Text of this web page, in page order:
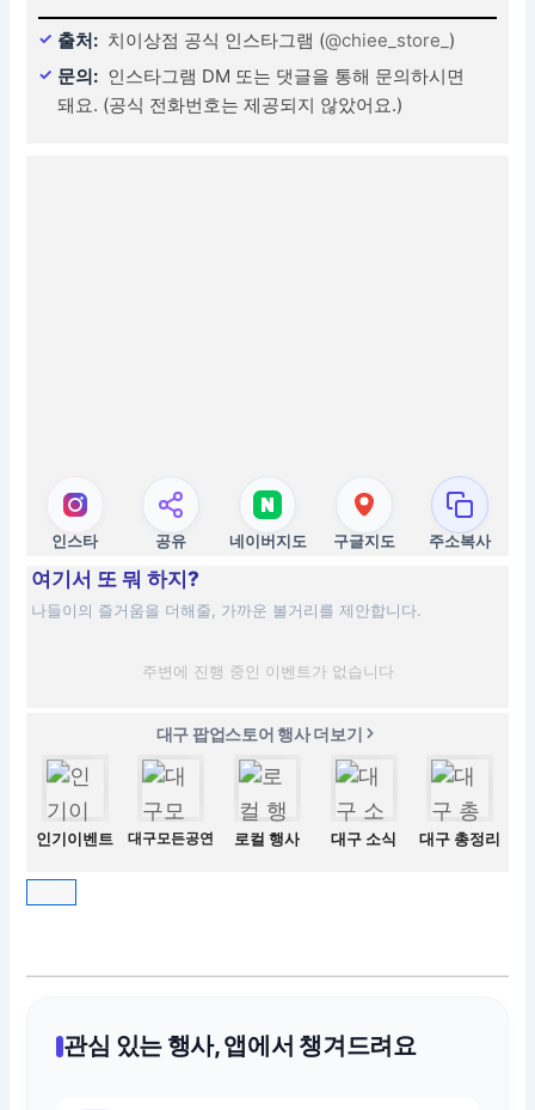
출처: 치이상점 공식 인스타그램 (@chiee_store_ )
문의: 인스타그램 DM 또는 댓글을 통해 문의하시면
돼요. (공식 전화번호는 제공되지 않았어요.)
인스타 공유 네이버지도 구글지도 주소복사
여기서 또 뭐 하지?
나들이의 즐거움을 더해줄, 가까운 볼거리를 제안합니다.
주변에 진행 중인 이벤트가 없습니다
대구 팝업스토어 행사 더보기
인기이벤트 대구모든공연 로컬 행사 대구 소식 대구 총정리
관심 있는 행사, 앱에서 챙겨드려요